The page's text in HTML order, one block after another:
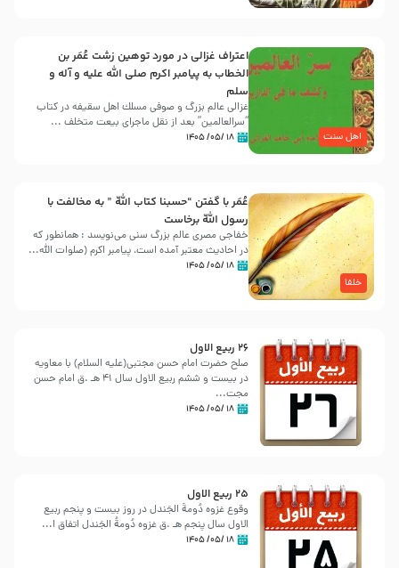
اهل سنت
اعتراف غزالی در مورد توهین زشت عُمَر بن
الخطاب به پیامبر اکرم صلی الله علیه و آله و
سلم
غزالی عالم بزرگ و صوفی مسلك اهل سقيفه در کتاب
“سرالعالمین” بعد از نقل ماجرای بیعت متخلف ...
۱۸ /۰۵/ ۱۴۰۵
خلفا
عُمَر با گفتن “حسبنا كتاب اللّه ” به مخالفت با
رسول اللّه برخاست
خفاجی مصری عالم بزرگ سنی می‌نویسد : همانطور که
در احادیث معتبر آمده است، پیامبر اکرم (صلوات اللّه...
۱۸ /۰۵/ ۱۴۰۵
26 ربيع الاول
صلح حضرت امام حسن مجتبی(علیه السلام) با معاویه
در بیست و ششم ربیع الاول سال 41 هـ .ق امام حسن
مجت...
۱۸ /۰۵/ ۱۴۰۵
25 ربيع الاول
وقوع غزوه دُومةُ الجَندل در روز بیست و پنجم ربیع
الاول سال پنجم هـ .ق غزوه دُومةُ الجَندل اتفاق ا...
۱۸ /۰۵/ ۱۴۰۵